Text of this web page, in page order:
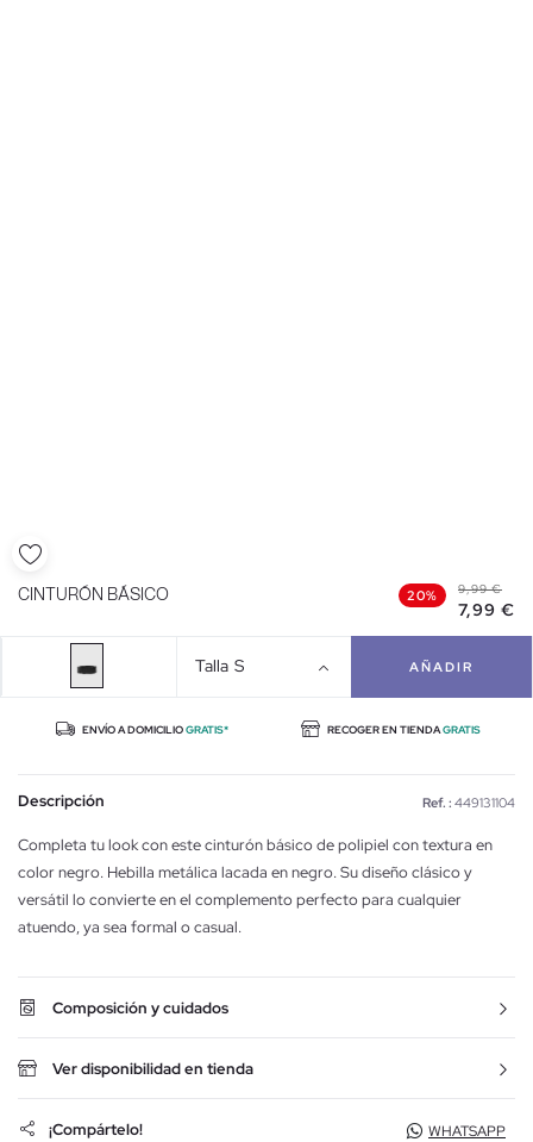
CINTURÓN BÁSICO 20% 9,99 €
7,99 €
Talla S AÑADIR
ENVÍO A DOMICILIOGRATIS* RECOGER EN TIENDAGRATIS
Descripción Ref. : 449131104
Completa tu look con este cinturón básico de polipiel con textura en
color negro. Hebilla metálica lacada en negro. Su diseño clásico y
versátil lo convierte en el complemento perfecto para cualquier
atuendo, ya sea formal o casual.
Composición y cuidados
Ver disponibilidad en tienda
¡Compártelo! WHATSAPP